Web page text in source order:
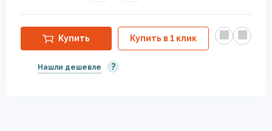
Купить Купить в 1 клик
Нашли дешевле ?